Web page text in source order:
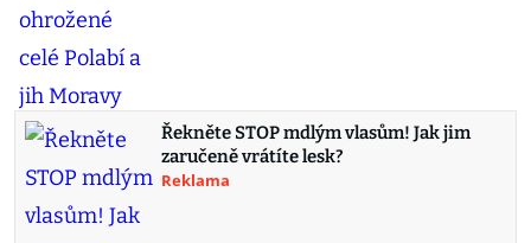
Řekněte STOP mdlým vlasům! Jak jim
zaručeně vrátíte lesk?
Reklama